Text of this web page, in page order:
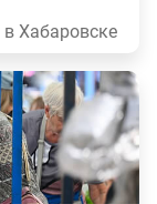
Хабаровске